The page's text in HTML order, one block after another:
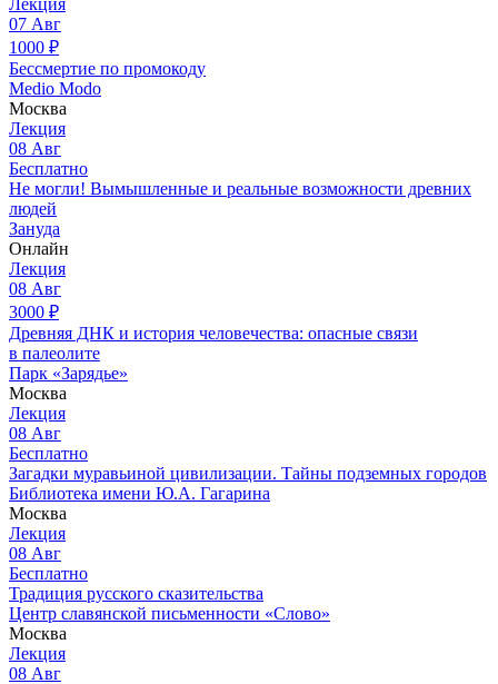
07 Авг
1000 ₽
Бессмертие по промокоду
Medio Modo
Москва
Лекция
08 Авг
Бесплатно
Не могли! Вымышленные и реальные возможности древних
людей
Зануда
Онлайн
Лекция
08 Авг
3000 ₽
Древняя ДНК и история человечества: опасные связи
в палеолите
Парк «Зарядье»
Москва
Лекция
08 Авг
Бесплатно
Загадки муравьиной цивилизации. Тайны подземных городов
Библиотека имени Ю.А. Гагарина
Москва
Лекция
08 Авг
Бесплатно
Традиция русского сказительства
Центр славянской письменности «Слово»
Москва
Лекция
08 Авг